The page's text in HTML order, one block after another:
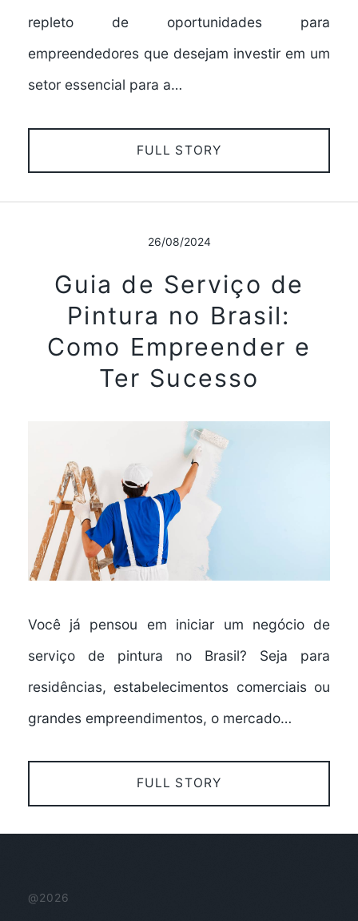
repleto de oportunidades para
empreendedores que desejam investir em um
setor essencial para a…
FULL STORY
26/08/2024
Guia de Serviço de
Pintura no Brasil:
Como Empreender e
Ter Sucesso
Você já pensou em iniciar um negócio de
serviço de pintura no Brasil? Seja para
residências, estabelecimentos comerciais ou
grandes empreendimentos, o mercado…
FULL STORY
@2026